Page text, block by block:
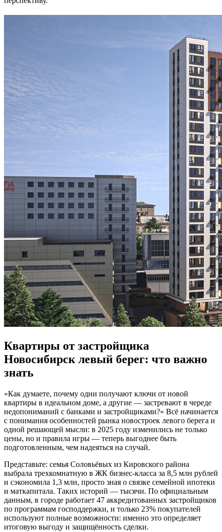
Квартиры от застройщика
Новосибирск левый берег: что важно
знать
«Как думаете, почему одни получают ключи от новой
квартиры в идеальном доме, а другие — застревают в череде
недопониманий с банками и застройщиками?» Всё начинается
с понимания особенностей рынка новостроек левого берега и
одной решающей мысли: в 2025 году изменились не только
цены, но и правила игры — теперь выгоднее быть
подготовленным, чем надеяться на случай.
Представьте: семья Соловьёвых из Кировского района
выбрала трехкомнатную в ЖК бизнес-класса за 8,5 млн рублей
и сэкономила 1,3 млн, просто зная о связке семейной ипотеки
и маткапитала. Таких историй — тысячи. По официальным
данным, в городе работает 47 аккредитованных застройщиков
по программам господдержки, и только 23% покупателей
используют полные возможности: именно это определяет
итоговую выгоду и защищённость сделки.